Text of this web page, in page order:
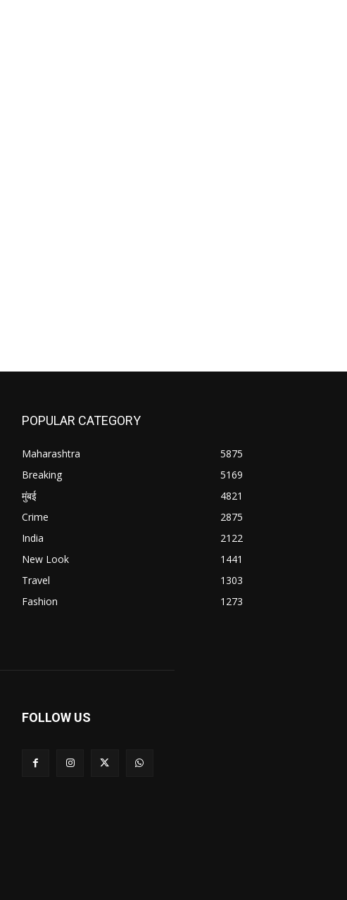
POPULAR CATEGORY
Maharashtra
5875
Breaking
5169
मुंबई
4821
Crime
2875
India
2122
New Look
1441
Travel
1303
Fashion
1273
FOLLOW US